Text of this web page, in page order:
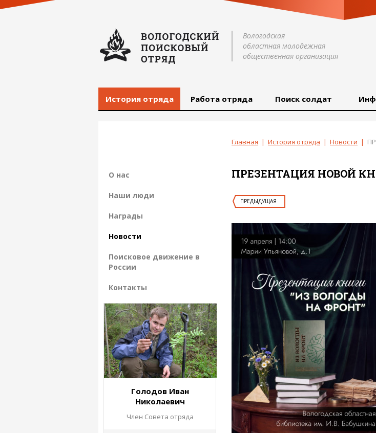
Вологодская
областная молодежная
общественная организация
История отряда Работа отряда Поиск солдат
Главная | История отряда | Новости |
ПРЕЗЕНТАЦИЯ НОВОЙ
ПРЕДЫДУЩАЯ
О нас
Наши люди
Награды
Новости
Поисковое движение в
России
Контакты
Голодов Иван
Николаевич
Член Совета отряда